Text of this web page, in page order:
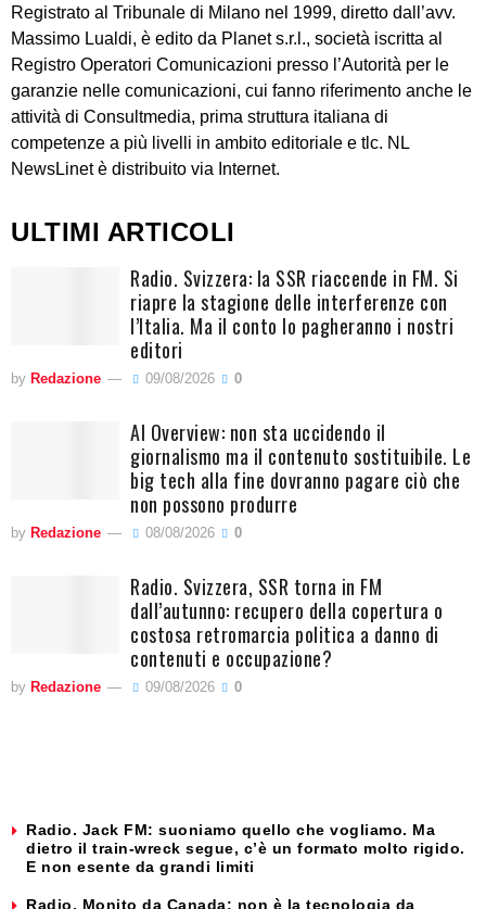
Registrato al Tribunale di Milano nel 1999, diretto dall’avv.
Massimo Lualdi, è edito da Planet s.r.l., società iscritta al
Registro Operatori Comunicazioni presso l’Autorità per le
garanzie nelle comunicazioni, cui fanno riferimento anche le
attività di Consultmedia, prima struttura italiana di
competenze a più livelli in ambito editoriale e tlc. NL
NewsLinet è distribuito via Internet.
ULTIMI ARTICOLI
Radio. Svizzera: la SSR riaccende in FM. Si
riapre la stagione delle interferenze con
l’Italia. Ma il conto lo pagheranno i nostri
editori
by Redazione 09/08/2026 0
AI Overview: non sta uccidendo il
giornalismo ma il contenuto sostituibile. Le
big tech alla fine dovranno pagare ciò che
non possono produrre
by Redazione 08/08/2026 0
Radio. Svizzera, SSR torna in FM
dall’autunno: recupero della copertura o
costosa retromarcia politica a danno di
contenuti e occupazione?
by Redazione 09/08/2026 0
Radio. Jack FM: suoniamo quello che vogliamo. Ma
dietro il train-wreck segue, c’è un formato molto rigido.
E non esente da grandi limiti
Radio. Monito da Canada: non è la tecnologia da